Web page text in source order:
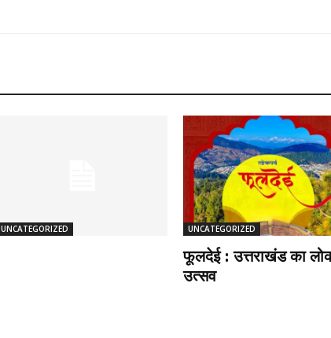
UNCATEGORIZED UNCATEGORIZED
फूलदेई : उत्तराखंड का
उत्सव